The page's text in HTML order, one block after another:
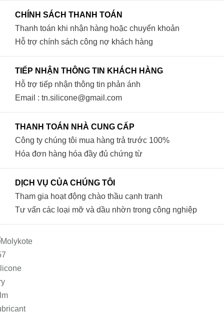
CHÍNH SÁCH THANH TOÁN
Thanh toán khi nhận hàng hoặc chuyển khoản
Hỗ trợ chính sách công nợ khách hàng
TIẾP NHẬN THÔNG TIN KHÁCH HÀNG
Hỗ trợ tiếp nhận thông tin phản ánh
Email : tn.silicone@gmail.com
THANH TOÁN NHÀ CUNG CẤP
Công ty chúng tôi mua hàng trả trước 100%
Hóa đơn hàng hóa đầy đủ chứng từ
DỊCH VỤ CỦA CHÚNG TÔI
Tham gia hoạt động chào thầu cạnh tranh
Tư vấn các loại mỡ và dầu nhờn trong công nghiệp